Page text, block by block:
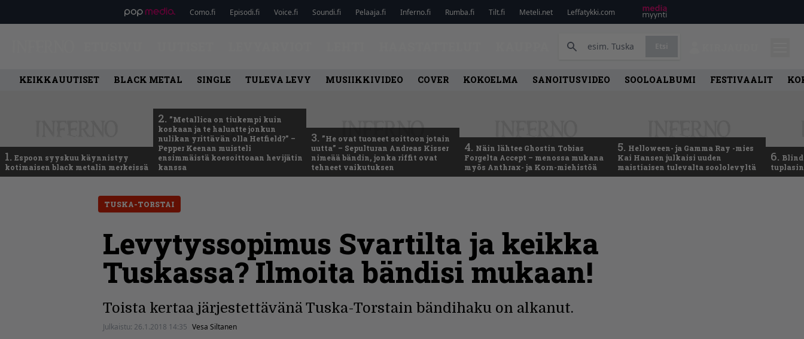
Como.fi Episodi.fi Voice.fi Soundi.fi Pelaaja.fi Inferno.fi Rumba.fi Tilt.fi Meteli.net Leffatykki.com
KEIKKAUUTISET BLACK METAL SINGLE TULEVA LEVY MUSIIKKIVIDEO COVER KOKOELMA SANOITUSVIDEO SOOLOALBUMI FESTIVAALIT
1. Espoon syyskuu käynnistyy
kotimaisen black metalin merkeissä
2. ”Metallica on tiukempi kuin
koskaan ja te haluatte jonkun
nulikan yrittävän olla Hetfield?” –
Pepper Keenan muisteli
ensimmäistä koesoittoaan hevijätin
kanssa
3. ”He ovat tuoneet soittoon jotain
uutta” – Sepulturan Andreas Kisser
nimeää bändin, jonka riffit ovat
tehneet vaikutuksen
4. Näin lähtee Ghostin Tobias
Forgelta Accept – menossa mukana
myös Anthrax- ja Korn-miehistöä
5. Helloween- ja Gamma Ray -mies
Kai Hansen julkaisi uuden
maistiaisen tulevalta soololevyltä
6.
TUSKA-TORSTAI
Levytyssopimus Svartilta ja keikka
Tuskassa? Ilmoita bändisi mukaan!
Toista kertaa järjestettävänä Tuska-Torstain bändihaku on alkanut.
Julkaistu: 26.1.2018 14:35 Vesa Siltanen